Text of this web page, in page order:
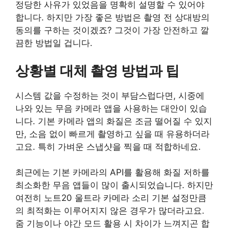
정당한 사유가 있었음을 명확히 설명할 수 있어야
합니다. 하지만 가장 좋은 방법은 촬영 전 상대방의
동의를 구하는 것이겠죠? 그것이 가장 안전하고 깔
끔한 방법일 겁니다.
상황별 대체 촬영 방법과 팁
시스템 값을 수정하는 것이 부담스럽다면, 시중에
나와 있는 무음 카메라 앱을 사용하는 대안이 있습
니다. 기본 카메라 앱의 화질은 조금 떨어질 수 있지
만, 소음 없이 빠르게 촬영하고 싶을 때 유용하더라
고요. 특히 가벼운 스냅샷을 찍을 때 적합하네요.
최근에는 기본 카메라의 API를 활용해 화질 저하를
최소화한 무음 앱들이 많이 출시되었습니다. 하지만
여전히 노트20 울트라 카메라 소리 기본 설정만큼
의 최적화는 이루어지지 않은 경우가 많더라고요.
줌 기능이나 야간 모드 활용 시 차이가 느껴지곤 합